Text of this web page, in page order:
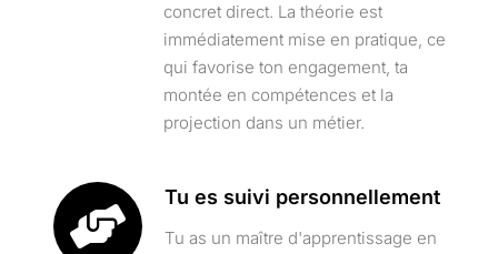
concret direct. La théorie est
immédiatement mise en pratique, ce
qui favorise ton engagement, ta
montée en compétences et la
projection dans un métier.
Tu es suivi personnellement
Tu as un maître d'apprentissage en